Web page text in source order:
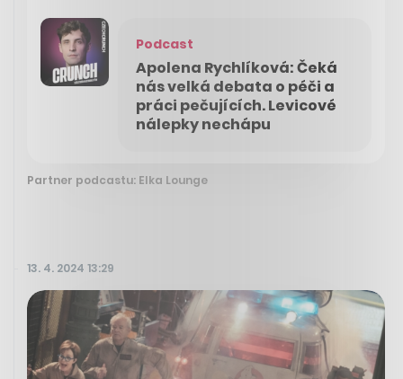
Podcast
Apolena Rychlíková: Čeká
nás velká debata o péči a
práci pečujících. Levicové
nálepky nechápu
Partner podcastu: Elka Lounge
13. 4. 2024 13:29